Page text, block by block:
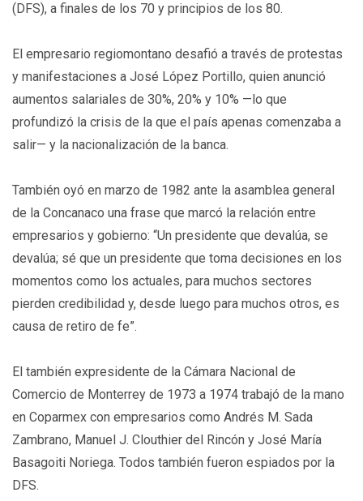
(DFS), a finales de los 70 y principios de los 80.
El empresario regiomontano desafió a través de protestas
y manifestaciones a José López Portillo, quien anunció
aumentos salariales de 30%, 20% y 10% —lo que
profundizó la crisis de la que el país apenas comenzaba a
salir— y la nacionalización de la banca.
También oyó en marzo de 1982 ante la asamblea general
de la Concanaco una frase que marcó la relación entre
empresarios y gobierno: “Un presidente que devalúa, se
devalúa; sé que un presidente que toma decisiones en los
momentos como los actuales, para muchos sectores
pierden credibilidad y, desde luego para muchos otros, es
causa de retiro de fe”.
El también expresidente de la Cámara Nacional de
Comercio de Monterrey de 1973 a 1974 trabajó de la mano
en Coparmex con empresarios como Andrés M. Sada
Zambrano, Manuel J. Clouthier del Rincón y José María
Basagoiti Noriega. Todos también fueron espiados por la
DFS.